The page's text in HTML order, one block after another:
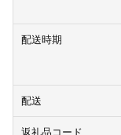
配送時期
配送
返礼品コード